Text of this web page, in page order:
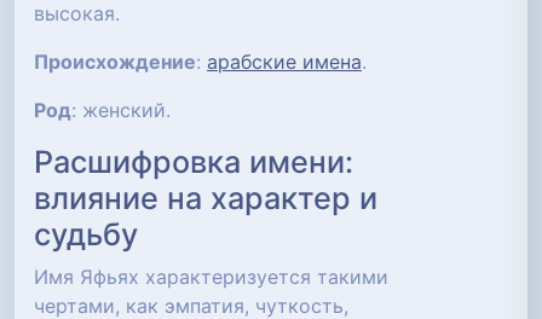
высокая.
Происхождение: арабские имена.
Род: женский.
Расшифровка имени:
влияние на характер и
судьбу
Имя Яфьях характеризуется такими
чертами, как эмпатия, чуткость,